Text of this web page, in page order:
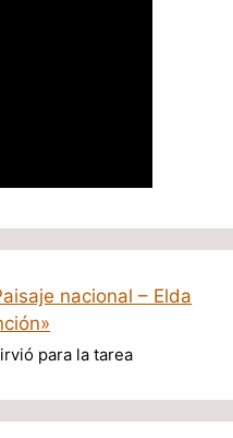
nacional – Elda
para la tarea